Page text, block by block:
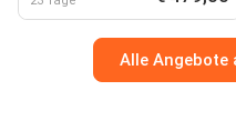
Alle Angebote